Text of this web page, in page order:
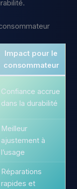
Impact pour le
consommateur
Confiance accrue
dans la durabilité
Meilleur
ajustement à
l’usage
Réparations
rapides et